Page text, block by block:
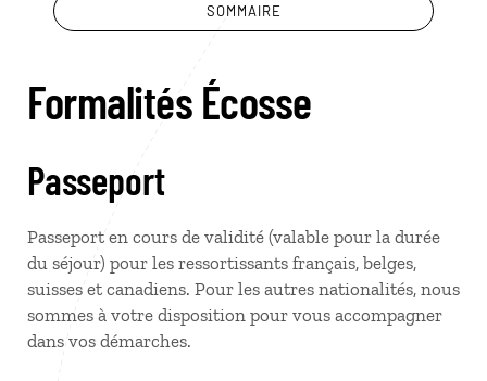
SOMMAIRE
Formalités Écosse
Passeport
Passeport en cours de validité (valable pour la durée
du séjour) pour les ressortissants français, belges,
suisses et canadiens. Pour les autres nationalités, nous
sommes à votre disposition pour vous accompagner
dans vos démarches.